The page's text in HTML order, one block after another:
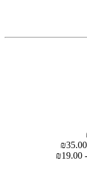
- ₪19.00